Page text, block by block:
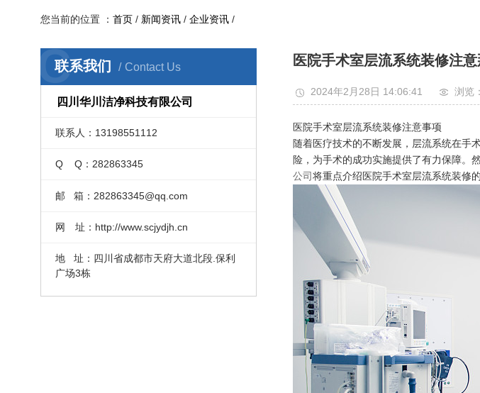
您当前的位置 ： 首页 / 新闻资讯 / 企业资讯 /
联系我们 Contact Us
C
四川华川洁净科技有限公司
联系人：13198551112
Q Q：282863345
邮 箱：282863345@qq.com
网 址：http://www.scjydjh.cn
地 址：四川省成都市天府大道北段.保利
广场3栋
医院手术室层流系统装修注
2024年2月28日 14:06:41 浏览
医院手术室层流系统装修注意事项
随着医疗技术的不断发展，层流系统在手
险，为手术的成功实施提供了有力保障。
公司将重点介绍医院手术室层流系统装修